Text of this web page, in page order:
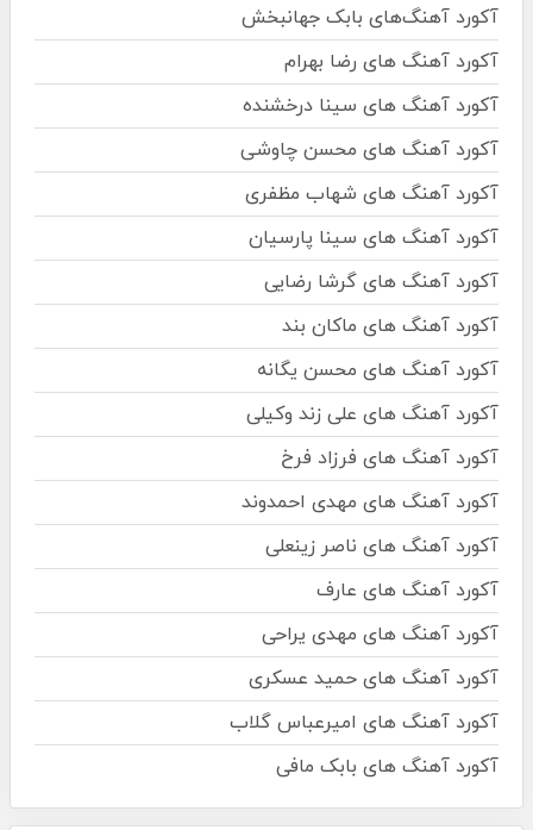
آکورد آهنگ‌های بابک جهانبخش
آکورد آهنگ های رضا بهرام
آکورد آهنگ های سینا درخشنده
آکورد آهنگ های محسن چاوشی
آکورد آهنگ های شهاب مظفری
آکورد آهنگ های سینا پارسیان
آکورد آهنگ های گرشا رضایی
آکورد آهنگ های ماکان بند
آکورد آهنگ های محسن یگانه
آکورد آهنگ های علی زند وکیلی
آکورد آهنگ های فرزاد فرخ
آکورد آهنگ های مهدی احمدوند
آکورد آهنگ های ناصر زینعلی
آکورد آهنگ های عارف
آکورد آهنگ های مهدی یراحی
آکورد آهنگ های حمید عسکری
آکورد آهنگ های امیرعباس گلاب
آکورد آهنگ های بابک مافی